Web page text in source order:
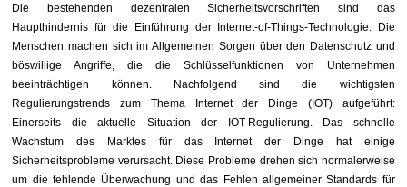
Die bestehenden dezentralen Sicherheitsvorschriften sind das
Haupthindernis für die Einführung der Internet-of-Things-Technologie. Die
Menschen machen sich im Allgemeinen Sorgen über den Datenschutz und
böswillige Angriffe, die die Schlüsselfunktionen von Unternehmen
beeinträchtigen können. Nachfolgend sind die wichtigsten
Regulierungstrends zum Thema Internet der Dinge (IOT) aufgeführt:
Einerseits die aktuelle Situation der IOT-Regulierung. Das schnelle
Wachstum des Marktes für das Internet der Dinge hat einige
Sicherheitsprobleme verursacht. Diese Probleme drehen sich normalerweise
um die fehlende Überwachung und das Fehlen allgemeiner Standards für